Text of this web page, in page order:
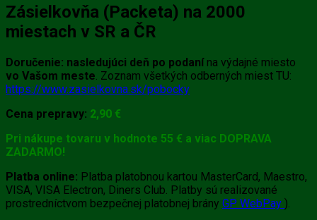
Zásielkovňa (Packeta) na 2000
miestach v SR a ČR
Doručenie: nasledujúci deň po podanína výdajné miesto
vo Vašom meste . Zoznam všetkých odberných miest TU:
https://www.zasielkovna.sk/pobocky
Cena prepravy: 2,90 €
Pri nákupe tovaru v hodnote 55 € a viac DOPRAVA
ZADARMO!
Platba online: Platba platobnou kartou MasterCard, Maestro,
VISA, VISA Electron, Diners Club. Platby sú realizované
prostredníctvom bezpečnej platobnej brány GP WebPay ).